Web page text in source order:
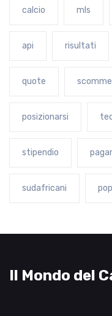
calcio mls
api risultati
quote
posizionarsi
stipendio
sudafricani
Il Mondo del